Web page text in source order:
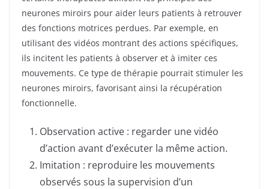
neurones miroirs pour aider leurs patients à retrouver
des fonctions motrices perdues. Par exemple, en
utilisant des vidéos montrant des actions spécifiques,
ils incitent les patients à observer et à imiter ces
mouvements. Ce type de thérapie pourrait stimuler les
neurones miroirs, favorisant ainsi la récupération
fonctionnelle.
Observation active : regarder une vidéo
d’action avant d’exécuter la même action.
Imitation : reproduire les mouvements
observés sous la supervision d’un